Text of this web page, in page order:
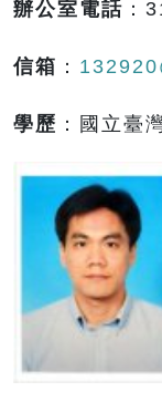
辦公室電話 ：
信箱 ：
學歷 ：國立臺